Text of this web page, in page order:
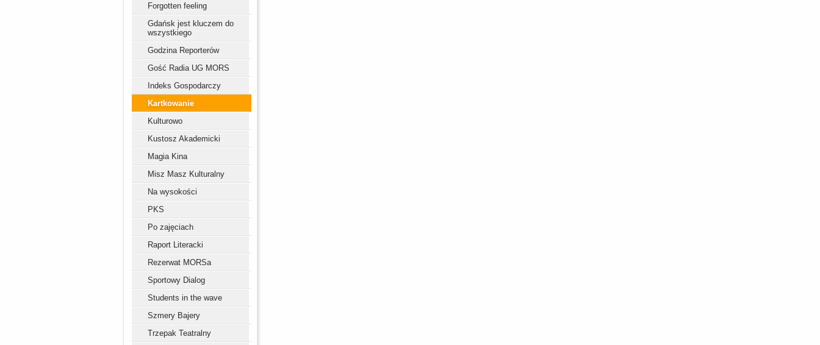
Forgotten feeling
Gdańsk jest kluczem do
wszystkiego
Godzina Reporterów
Gość Radia UG MORS
Indeks Gospodarczy
Kartkowanie
Kulturowo
Kustosz Akademicki
Magia Kina
Misz Masz Kulturalny
Na wysokości
PKS
Po zajęciach
Raport Literacki
Rezerwat MORSa
Sportowy Dialog
Students in the wave
Szmery Bajery
Trzepak Teatralny